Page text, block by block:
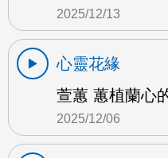
2025/12/13
心靈花緣
萱蕙 蕙植蘭心
2025/12/06